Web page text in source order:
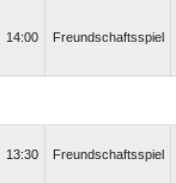
14:00 Freundschaftsspiel
13:30 Freundschaftsspiel